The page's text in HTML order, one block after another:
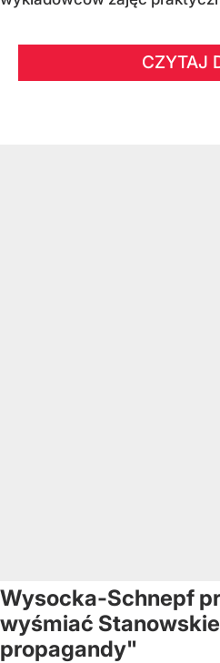
CZYTAJ
Wysocka-Schnepf
wyśmiać
propagandy"